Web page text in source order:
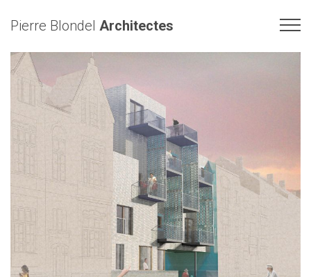
Pierre Blondel Architectes